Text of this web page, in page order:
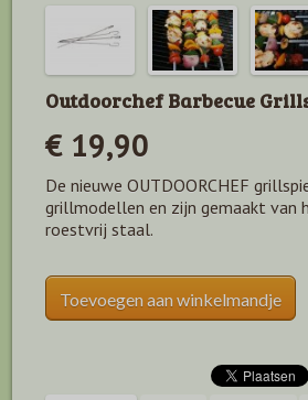
Outdoorchef Barbecue
€ 19,90
De nieuwe OUTDOORCHEF
grillmodellen en zijn gemaakt van
roestvrij staal.
Toevoegen aan winkelmandje